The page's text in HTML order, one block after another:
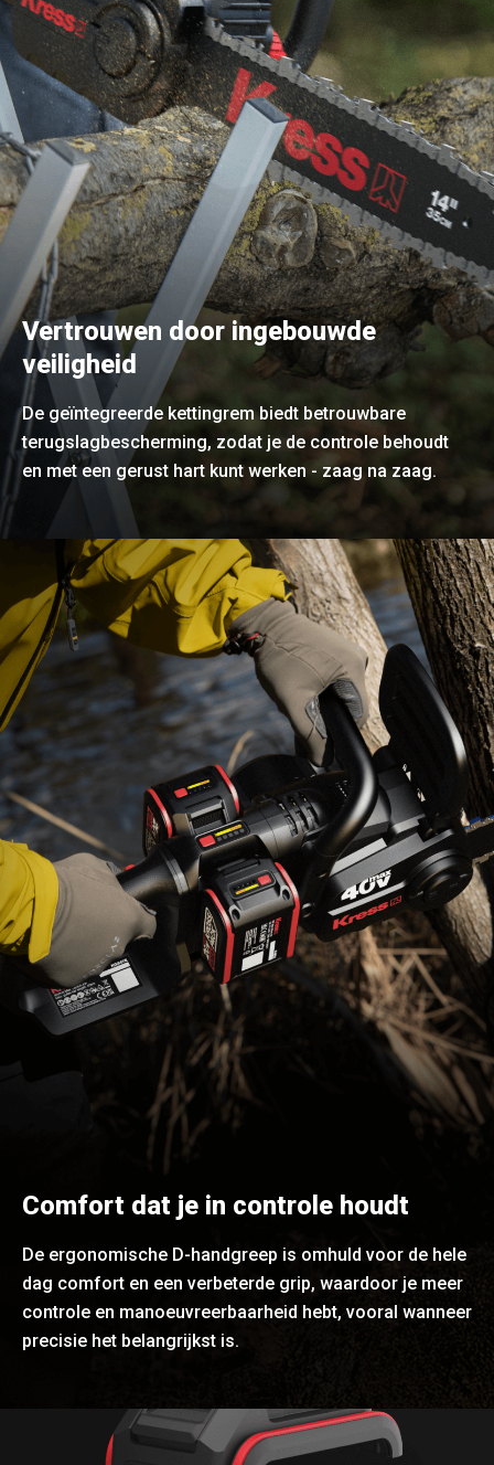
Vertrouwen door ingebouwde
veiligheid
De geïntegreerde kettingrem biedt betrouwbare
terugslagbescherming, zodat je de controle behoudt
en met een gerust hart kunt werken - zaag na zaag.
Comfort dat je in controle houdt
De ergonomische D-handgreep is omhuld voor de hele
dag comfort en een verbeterde grip, waardoor je meer
controle en manoeuvreerbaarheid hebt, vooral wanneer
precisie het belangrijkst is.